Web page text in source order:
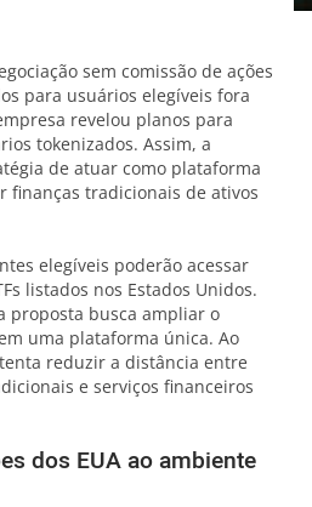
sem comissão de ações
para usuários elegíveis fora
revelou planos para
tokenizados. Assim, a
de atuar como plataforma
finanças tradicionais de ativos
elegíveis poderão acessar
listados nos Estados Unidos.
proposta busca ampliar o
uma plataforma única. Ao
reduzir a distância entre
e serviços financeiros
dos EUA ao ambiente